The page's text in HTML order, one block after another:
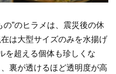
”のヒラメは、震災後の休
は大型サイズのみを水揚げ
を超える個体も珍しくな
裏が透けるほど透明度が高